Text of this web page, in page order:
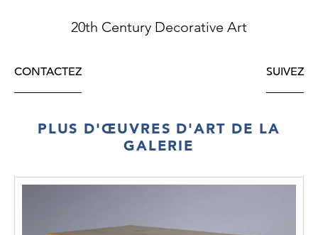
20th Century Decorative Art
CONTACTEZ SUIVEZ
PLUS D'ŒUVRES D'ART DE LA
GALERIE